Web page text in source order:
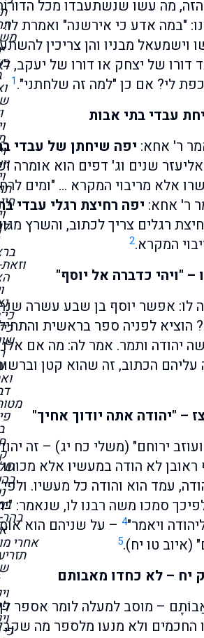
אחרי
הזה, מה עשו שנשתעבדו מכל
"במה אדע כי אירשנה" ואמרת לו:
וישמעאל מבניו והן צריכין
דורו של יצחק או דורו של יעקב,
לי? אם כן "למה זה שלחתני".1
עבדי בתי אבות
ר' אחא: יפה שיחתן של עבדי
שנים וג' דפים הוא אומרה
אלא מריבוי המקרא … "ומים
ר' אחא: יפה רחיצת רגלי עבדי
רגלים צריך לכתוב, והשרץ
המקרא.2
"ויהי כדברה אל יוסף"
לו: אפשר יוסף בן שבע עשרה
הוציא לפניה ספר בראשית
יהודה ותמר. אמר לה: מה אם
עליהם הכתוב, זה שהוא קטן
"יהודה אתה יודוך אחיך"
ירוחם" (משלי כח יג) – זה
לא הודה במעשיו אלא מכוחו
עמד הוא והודה כל מעשיו.
סמכו משה רבנו לו, שנאמר:
ויאמר"4 – על שניהם הוא
(איוב טו יח).5
יח – לא כחדו מאבותם
– מוסב למעלה לומר אספר
החכמים ולא מנעו מלספר מה